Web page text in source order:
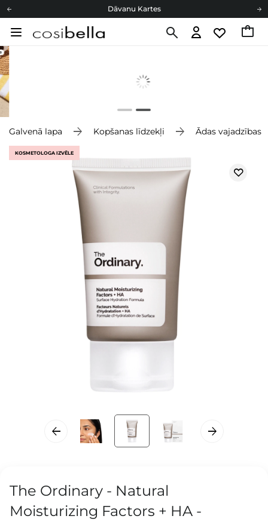
Dāvanu Kartes
Cosibella lojalitātes programma
Galvenā lapa Kopšanas līdzekļi Ādas vajadzības
KOSMETOLOGA IZVĒLE
The Ordinary - Natural
Moisturizing Factors + HA -